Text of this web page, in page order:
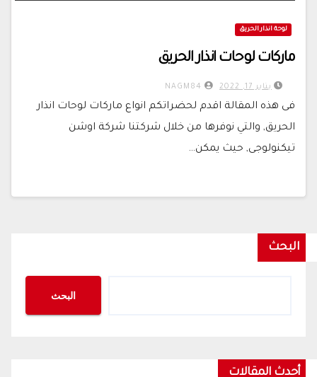
لوحة انذار الحريق
ماركات لوحات انذار الحريق
يناير 17, 2022
فى هذه المقالة اقدم لحضراتكم انواع ماركات لوحات انذار
الحريق, والتي نوفرها من خلال شركتنا شركة اوشن
تيكنولوجى, حيث يمكن…
البحث
البحث
أحدث المقالات